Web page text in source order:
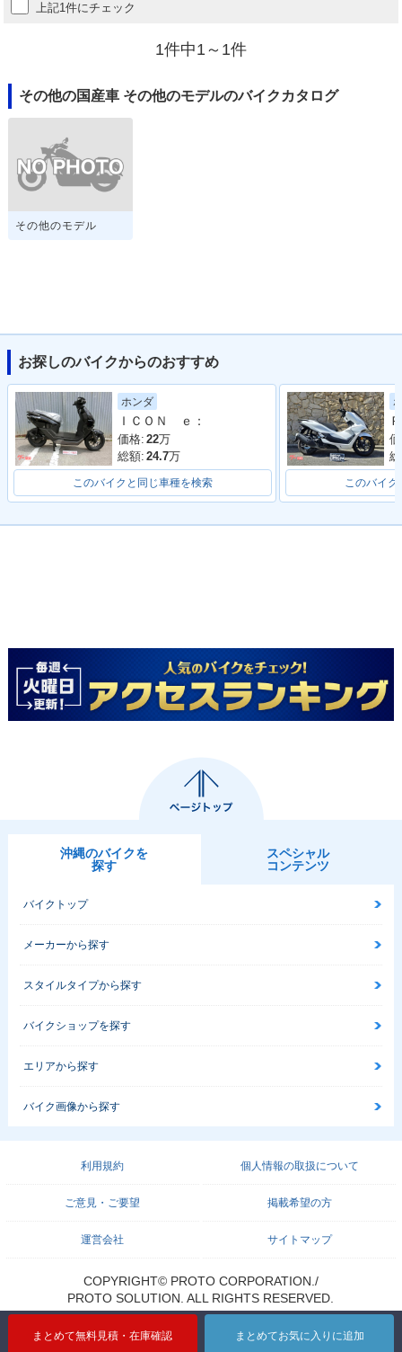
上記1件にチェック
まとめて無料見積・在庫確認 まとめてお気に入りに追加
1件中1～1件
その他の国産車 その他のモデルのバイクカタログ
その他のモデル
お探しのバイクからのおすすめ
ホンダ
ＩＣＯＮ ｅ：
価格: 22万
総額: 24.7万
このバイクと同じ車種を検索 このバイク
沖縄のバイクを
探す
スペシャル
コンテンツ
バイクトップ
メーカーから探す
スタイルタイプから探す
バイクショップを探す
エリアから探す
バイク画像から探す
利用規約 個人情報の取扱について
ご意見・ご要望 掲載希望の方
運営会社 サイトマップ
COPYRIGHT© PROTO CORPORATION./
PROTO SOLUTION. ALL RIGHTS RESERVED.